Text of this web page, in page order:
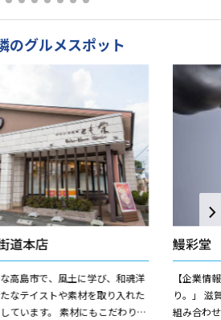
のグルメスポット
道本店
高島市で、風土に学び、和魂洋
なテイストや素材を取り入れた
ています。 素材にもこだわり、
鰻彩堂
【企業情
り。」 滋賀のブランド「近江米」と地域の食材を
組み合わ